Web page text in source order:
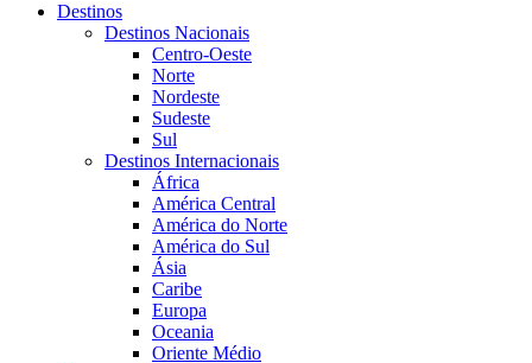
Destinos
Destinos Nacionais
Centro-Oeste
Norte
Nordeste
Sudeste
Sul
Destinos Internacionais
África
América Central
América do Norte
América do Sul
Ásia
Caribe
Europa
Oceania
Oriente Médio